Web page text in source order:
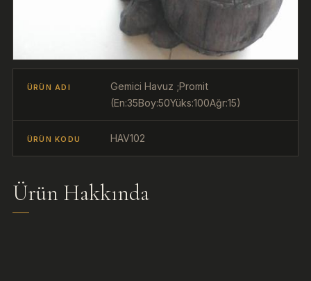
ÜRÜN ADI
Gemici Havuz ;Promit
(En:35Boy:50Yüks:100Ağr:15)
ÜRÜN KODU HAV102
Ürün Hakkında